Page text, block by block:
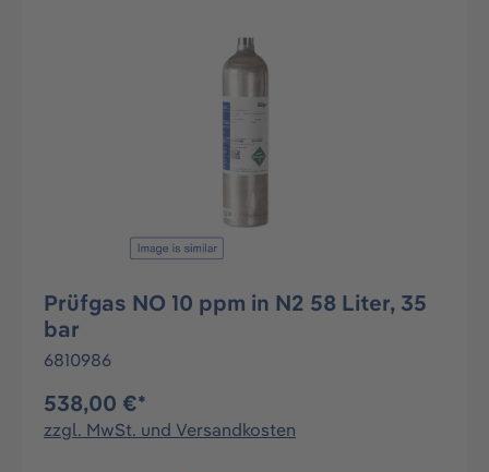
Bildergalerie überspringen
Prüfgas NO 10 ppm in N2 58 Liter, 35
bar
6810986
538,00 €*
zzgl. MwSt. und Versandkosten